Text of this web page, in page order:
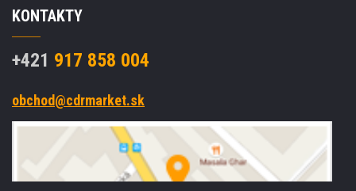
KONTAKTY
+421 917 858 004
obchod@cdrmarket.sk